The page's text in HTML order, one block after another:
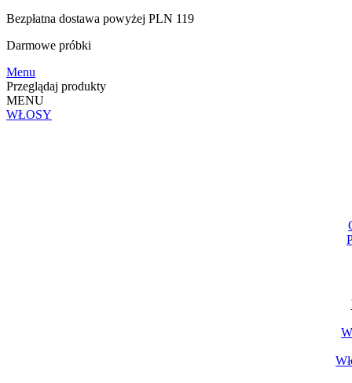
Bezpłatna dostawa powyżej PLN 119
Darmowe próbki
Menu
Przeglądaj produkty
MENU
WŁOSY